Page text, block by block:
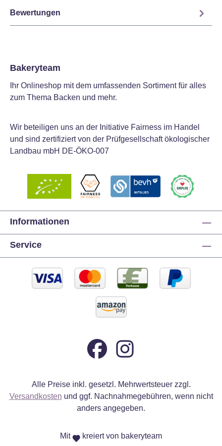
Bewertungen
Bakeryteam
Ihr Onlineshop mit dem umfassenden Sortiment für alles
zum Thema Backen und mehr.
Wir beteiligen uns an der Initiative Fairness im Handel
und sind zertifiziert von der Prüfgesellschaft ökologischer
Landbau mbH DE-ÖKO-007
Informationen
Service
Alle Preise inkl. gesetzl. Mehrwertsteuer zzgl.
Versandkosten und ggf. Nachnahmegebühren, wenn nicht
anders angegeben.
Mit kreiert von bakeryteam